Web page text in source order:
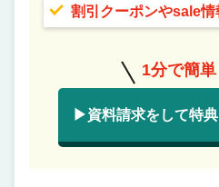
割引クーポンやsale情
1分で簡
▶資料請求をして特